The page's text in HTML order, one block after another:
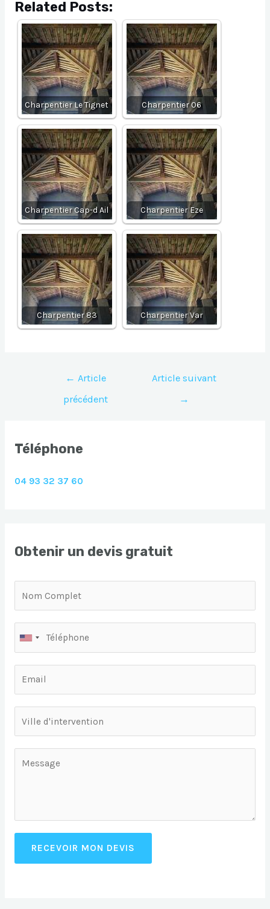
Related Posts:
Charpentier Le Tignet Charpentier 06
Charpentier Cap-d Ail Charpentier Eze
Charpentier 83 Charpentier Var
Navigation
l’article
← Article
précédent
Article suivant
→
Téléphone
04 93 32 37 60
Obtenir un devis gratuit
RECEVOIR MON DEVIS